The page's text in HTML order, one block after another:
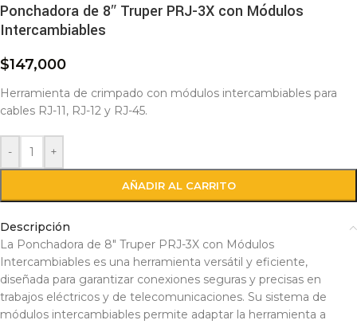
Ponchadora de 8″ Truper PRJ-3X con Módulos
Intercambiables
$147,000
Herramienta de crimpado con módulos intercambiables para
cables RJ-11, RJ-12 y RJ-45.
- +
AÑADIR AL CARRITO
Descripción
La Ponchadora de 8″ Truper PRJ-3X con Módulos
Intercambiables es una herramienta versátil y eficiente,
diseñada para garantizar conexiones seguras y precisas en
trabajos eléctricos y de telecomunicaciones. Su sistema de
módulos intercambiables permite adaptar la herramienta a